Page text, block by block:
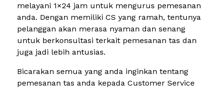
melayani 1×24 jam untuk mengurus pemesanan
anda. Dengan memiliki CS yang ramah, tentunya
pelanggan akan merasa nyaman dan senang
untuk berkonsultasi terkait pemesanan tas dan
juga jadi lebih antusias.
Bicarakan semua yang anda inginkan tentang
pemesanan tas anda kepada Customer Service